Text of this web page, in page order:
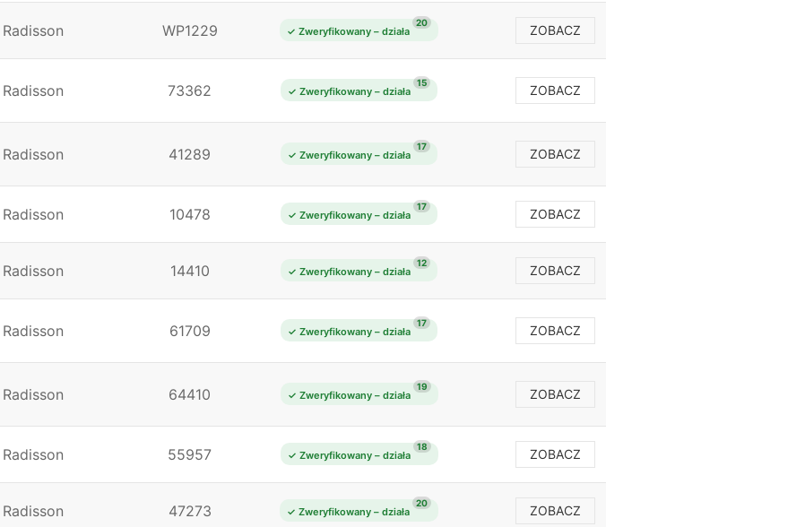
Radisson WP1229 ✓ Zweryfikowany – działa
20 ZOBACZ
Radisson 73362 ✓ Zweryfikowany – działa
15 ZOBACZ
Radisson 41289 ✓ Zweryfikowany – działa
17 ZOBACZ
Radisson 10478 ✓ Zweryfikowany – działa
17 ZOBACZ
Radisson 14410 ✓ Zweryfikowany – działa
12 ZOBACZ
Radisson 61709 ✓ Zweryfikowany – działa
17 ZOBACZ
Radisson 64410 ✓ Zweryfikowany – działa
19 ZOBACZ
Radisson 55957 ✓ Zweryfikowany – działa
18 ZOBACZ
Radisson 47273 ✓ Zweryfikowany – działa
20 ZOBACZ